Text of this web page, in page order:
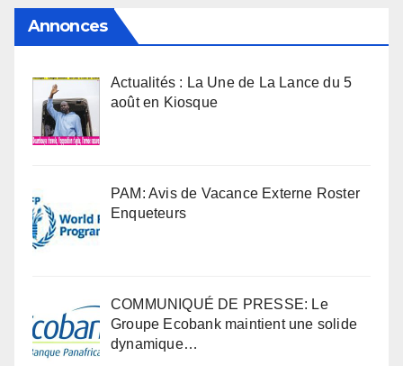
Annonces
Actualités : La Une de La Lance du 5
août en Kiosque
PAM: Avis de Vacance Externe Roster
Enqueteurs
COMMUNIQUÉ DE PRESSE: Le
Groupe Ecobank maintient une solide
dynamique…